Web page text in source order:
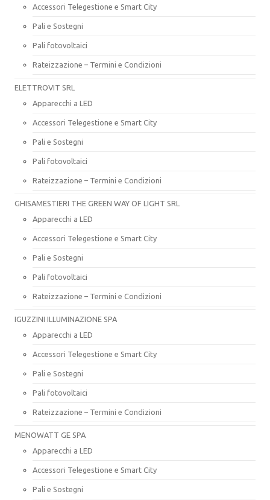
Accessori Telegestione e Smart City
Pali e Sostegni
Pali fotovoltaici
Rateizzazione – Termini e Condizioni
ELETTROVIT SRL
Apparecchi a LED
Accessori Telegestione e Smart City
Pali e Sostegni
Pali fotovoltaici
Rateizzazione – Termini e Condizioni
GHISAMESTIERI THE GREEN WAY OF LIGHT SRL
Apparecchi a LED
Accessori Telegestione e Smart City
Pali e Sostegni
Pali fotovoltaici
Rateizzazione – Termini e Condizioni
IGUZZINI ILLUMINAZIONE SPA
Apparecchi a LED
Accessori Telegestione e Smart City
Pali e Sostegni
Pali fotovoltaici
Rateizzazione – Termini e Condizioni
MENOWATT GE SPA
Apparecchi a LED
Accessori Telegestione e Smart City
Pali e Sostegni